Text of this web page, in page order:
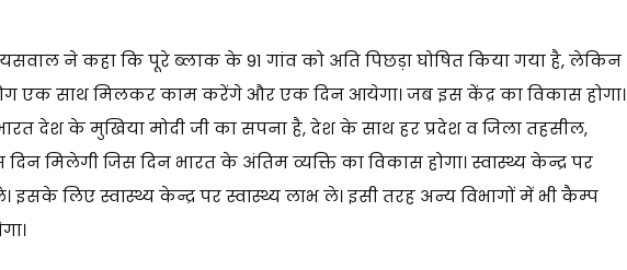
ने कहा कि पूरे ब्लाक के 91 गांव को अति पिछड़ा घोषित किया गया है, लेकिन
एक साथ मिलकर काम करेंगे और एक दिन आयेगा। जब इस केंद्र का विकास होगा।
देश के मुखिया मोदी जी का सपना है, देश के साथ हर प्रदेश व जिला तहसील,
मिलेगी जिस दिन भारत के अंतिम व्यक्ति का विकास होगा। स्वास्थ्य केन्द्र पर
लिए स्वास्थ्य केन्द्र पर स्वास्थ्य लाभ ले। इसी तरह अन्य विभागों में भी कैम्प